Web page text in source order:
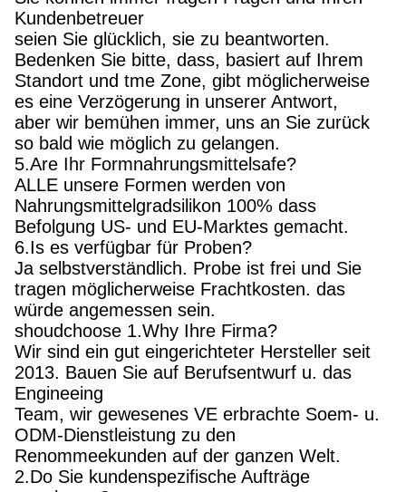
Kundenbetreuer
seien Sie glücklich, sie zu beantworten.
Bedenken Sie bitte, dass, basiert auf Ihrem
Standort und tme Zone, gibt möglicherweise
es eine Verzögerung in unserer Antwort,
aber wir bemühen immer, uns an Sie zurück
so bald wie möglich zu gelangen.
5.Are Ihr Formnahrungsmittelsafe?
ALLE unsere Formen werden von
Nahrungsmittelgradsilikon 100% dass
Befolgung US- und EU-Marktes gemacht.
6.Is es verfügbar für Proben?
Ja selbstverständlich. Probe ist frei und Sie
tragen möglicherweise Frachtkosten. das
würde angemessen sein.
shoudchoose 1.Why Ihre Firma?
Wir sind ein gut eingerichteter Hersteller seit
2013. Bauen Sie auf Berufsentwurf u. das
Engineeing
Team, wir gewesenes VE erbrachte Soem- u.
ODM-Dienstleistung zu den
Renommeekunden auf der ganzen Welt.
2.Do Sie kundenspezifische Aufträge